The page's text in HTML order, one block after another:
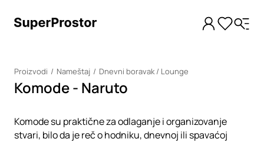
Proizvodi Nameštaj Dnevni boravak / Lounge
Komode - Naruto
Komode su praktične za odlaganje i organizovanje
stvari, bilo da je reč o hodniku, dnevnoj ili spavaćoj